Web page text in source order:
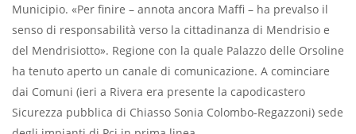
Municipio. «Per ﬁnire – annota ancora Mafﬁ – ha prevalso il
senso di responsabilità verso la cittadinanza di Mendrisio e
del Mendrisiotto». Regione con la quale Palazzo delle Orsoline
ha tenuto aperto un canale di comunicazione. A cominciare
dai Comuni (ieri a Rivera era presente la capodicastero
Sicurezza pubblica di Chiasso Sonia Colombo-Regazzoni) sede